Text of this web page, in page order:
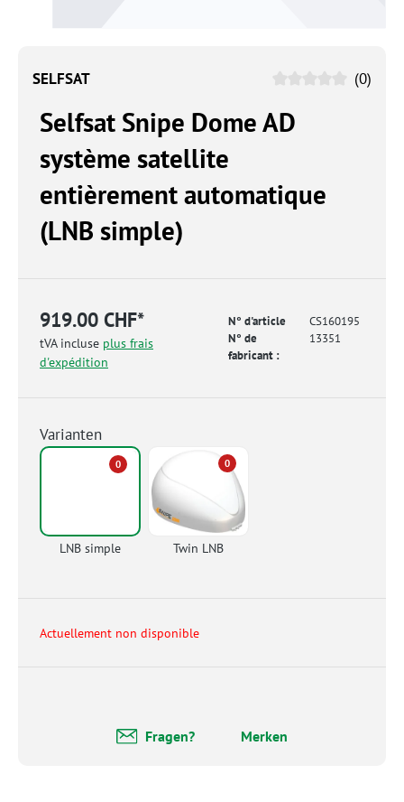
SELFSAT (0)
Selfsat Snipe Dome AD
système satellite
entièrement automatique
(LNB simple)
919.00 CHF*
tVA incluse plus frais
d'expédition
N° d'article
CS160195
N° de
fabricant :
13351
Varianten
0
LNB simple
0
Twin LNB
Actuellement non disponible
Fragen? Merken